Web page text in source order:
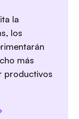
la
los
más
productivos